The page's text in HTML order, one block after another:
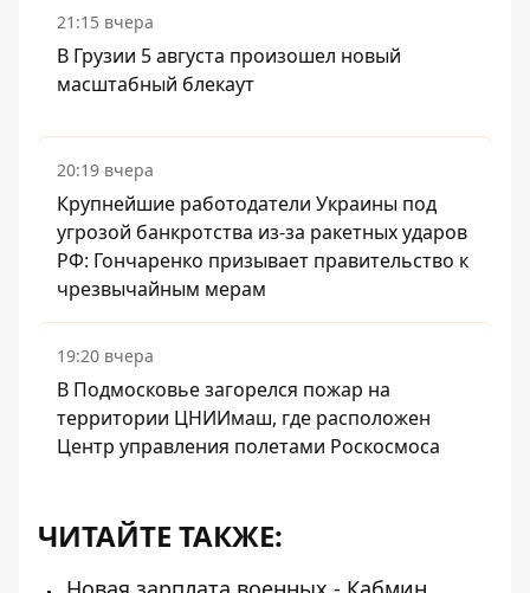
21:15 вчера
В Грузии 5 августа произошел новый
масштабный блекаут
20:19 вчера
Крупнейшие работодатели Украины под
угрозой банкротства из-за ракетных ударов
РФ: Гончаренко призывает правительство к
чрезвычайным мерам
19:20 вчера
В Подмосковье загорелся пожар на
территории ЦНИИмаш, где расположен
Центр управления полетами Роскосмоса
ЧИТАЙТЕ ТАКЖЕ: